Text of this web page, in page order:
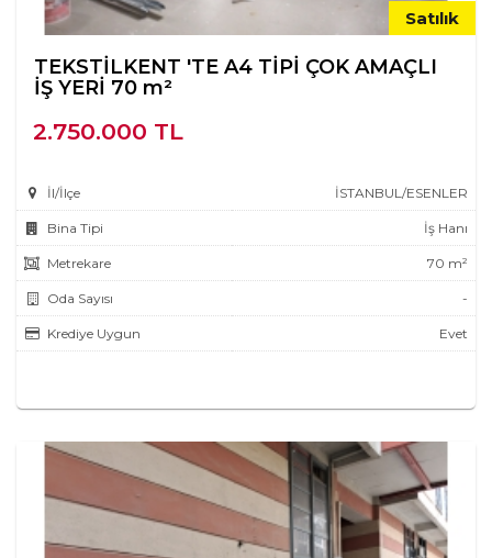
Satılık
TEKSTİLKENT 'TE A4 TİPİ ÇOK AMAÇLI
İŞ YERİ 70 m²
2.750.000 TL
İl/İlçe İSTANBUL/ESENLER
Bina Tipi İş Hanı
Metrekare 70 m²
Oda Sayısı -
Krediye Uygun Evet